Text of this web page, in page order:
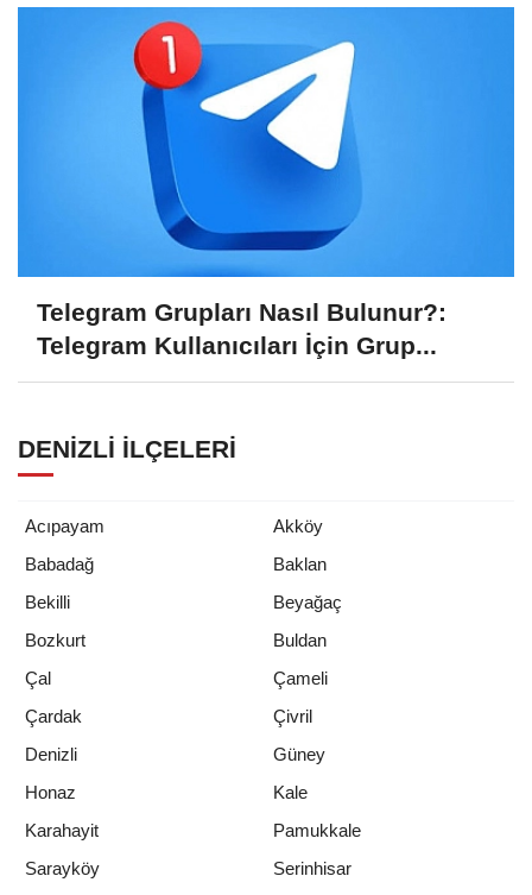
Telegram Grupları Nasıl Bulunur?:
Telegram Kullanıcıları İçin Grup...
DENIZLI İLÇELERI
Acıpayam
Akköy
Babadağ
Baklan
Bekilli
Beyağaç
Bozkurt
Buldan
Çal
Çameli
Çardak
Çivril
Denizli
Güney
Honaz
Kale
Karahayit
Pamukkale
Sarayköy
Serinhisar